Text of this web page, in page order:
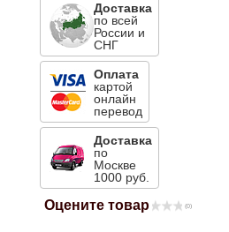
Доставка
по всей
России и
СНГ
Оплата
картой
онлайн
перевод
Доставка
по
Москве
1000 руб.
Оцените товар (0)